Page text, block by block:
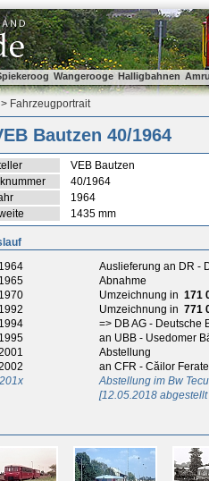
Wangerooge Halligbahnen
> Fahrzeugportrait
Bautzen 40/1964
VEB Bautzen
40/1964
1964
1435 mm
Auslieferung an DR -
Abnahme
Umzeichnung in 171
Umzeichnung in 771
=> DB AG - Deutsche
an UBB - Usedomer
Abstellung
an CFR - Căilor
Abstellung im Bw
[12.05.2018